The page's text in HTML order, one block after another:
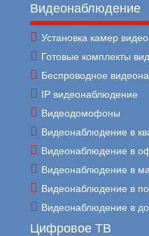
Видеонаблюдение
Установка камер
Готовые комплекты
Беспроводное
IP видеонаблюдение
Видеодомофоны
Видеонаблюдение в
Видеонаблюдение в
Видеонаблюдение в
Видеонаблюдение в
Видеонаблюдение в
Цифровое ТВ